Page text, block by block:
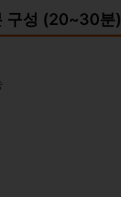
구성 (20~30분)